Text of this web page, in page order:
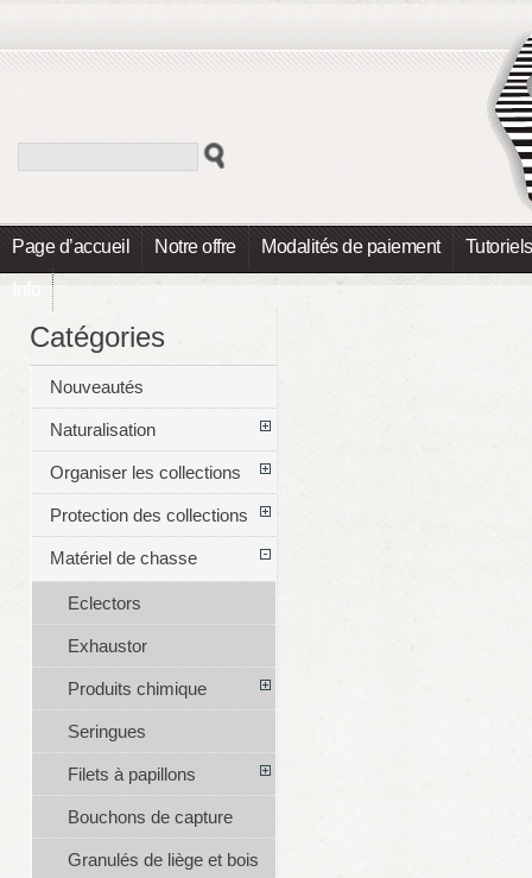
Page d’accueil Notre offre Modalités de paiement Tutoriels
Info
Catégories
Nouveautés
Naturalisation
Organiser les collections
Protection des collections
Matériel de chasse
Eclectors
Exhaustor
Produits chimique
Seringues
Filets à papillons
Bouchons de capture
Granulés de liège et bois